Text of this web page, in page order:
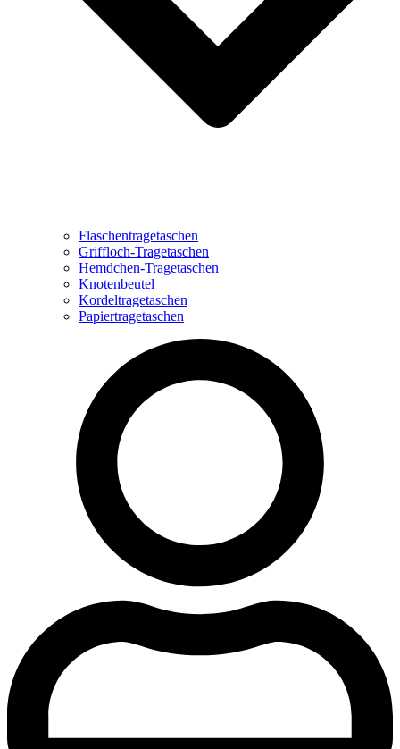
Flaschentragetaschen
Griffloch-Tragetaschen
Hemdchen-Tragetaschen
Knotenbeutel
Kordeltragetaschen
Papiertragetaschen